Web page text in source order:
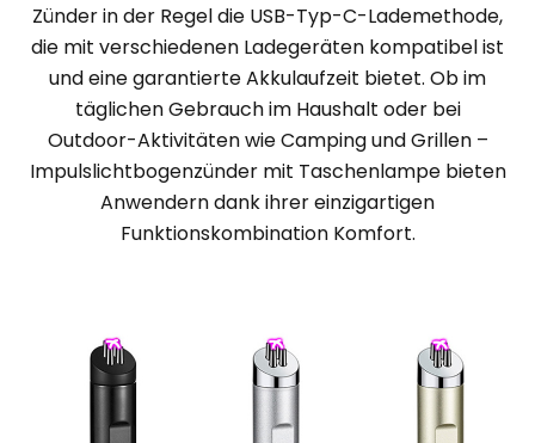
Zünder in der Regel die USB-Typ-C-Lademethode,
die mit verschiedenen Ladegeräten kompatibel ist
und eine garantierte Akkulaufzeit bietet. Ob im
täglichen Gebrauch im Haushalt oder bei
Outdoor-Aktivitäten wie Camping und Grillen –
Impulslichtbogenzünder mit Taschenlampe bieten
Anwendern dank ihrer einzigartigen
Funktionskombination Komfort.